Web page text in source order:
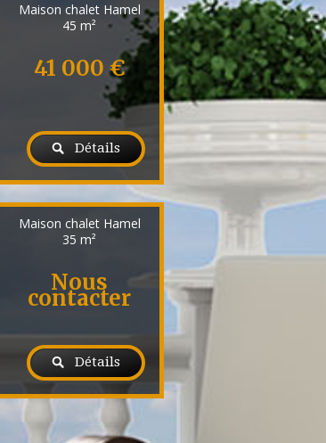
Maison chalet Hamel
45 m²
41 000 €
Détails
Maison chalet Hamel
35 m²
Nous
contacter
Détails